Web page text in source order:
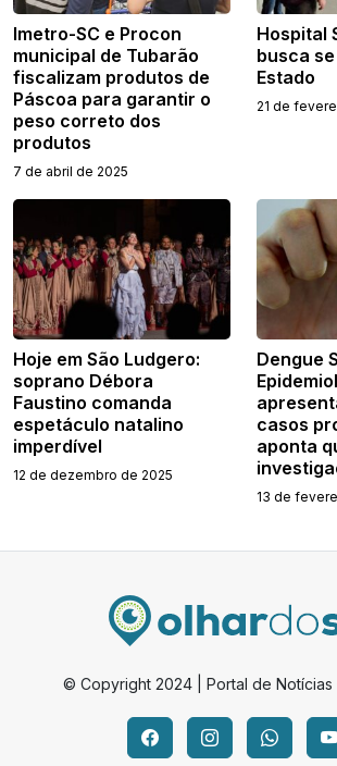
Imetro-SC e Procon
municipal de Tubarão
fiscalizam produtos de
Páscoa para garantir o
peso correto dos
produtos
7 de abril de 2025
Hospital
busca
Estado
21 de
Hoje em São Ludgero:
soprano Débora
Faustino comanda
espetáculo natalino
imperdível
12 de dezembro de 2025
Dengue
casos
aponta
13 de
© Copyright 2024 | Portal de Notícias